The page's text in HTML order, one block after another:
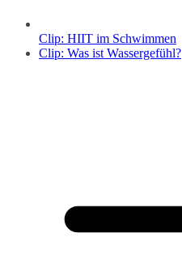
Clip: HIIT im Schwimmen
Clip: Was ist Wassergefühl?